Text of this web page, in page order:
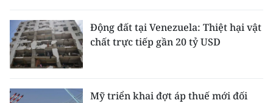
Động đất tại Venezuela: Thiệt hại vật
chất trực tiếp gần 20 tỷ USD
Mỹ triển khai đợt áp thuế mới đối